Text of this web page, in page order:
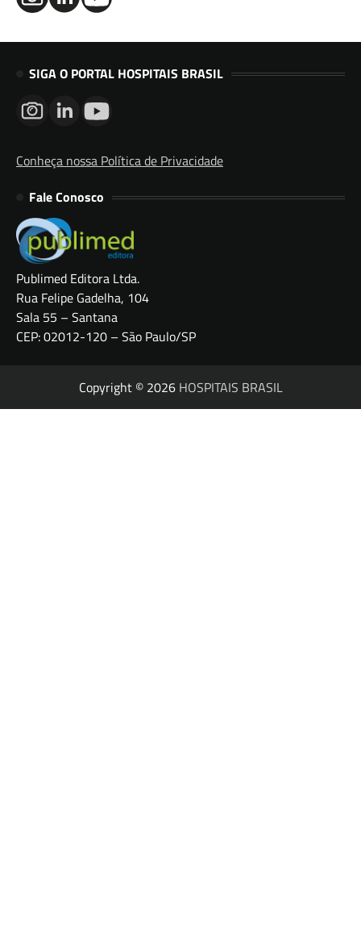
SIGA O PORTAL HOSPITAIS BRASIL
Conheça nossa Política de Privacidade
Fale Conosco
Publimed Editora Ltda.
Rua Felipe Gadelha, 104
Sala 55 – Santana
CEP: 02012-120 – São Paulo/SP
Copyright © 2026 HOSPITAIS BRASIL